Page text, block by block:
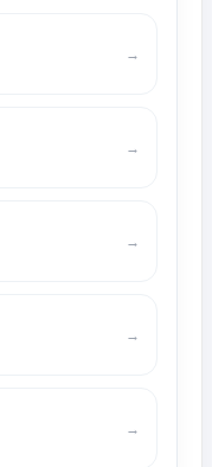
→
→
→
→
→